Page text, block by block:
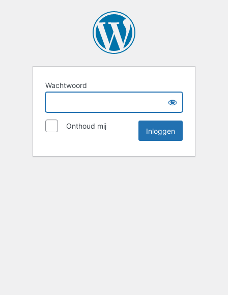
Wachtwoord
Onthoud mij